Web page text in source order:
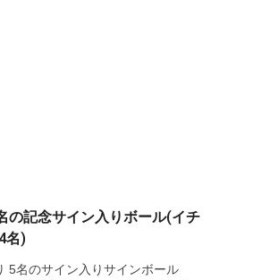
の記念サイン入りボール(イチ
名)
5名のサイン入りサインボール